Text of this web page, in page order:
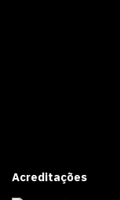
Acreditações